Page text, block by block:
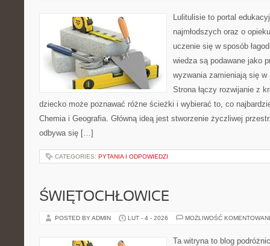
Lulitulisie to portal
najmłodszych oraz o
uczenie się w sposób
wiedza są podawane jako
wyzwania zamieniają się
Strona łączy rozwijanie z
dziecko może poznawać różne ścieżki i wybierać to, co
Chemia i Geografia. Główną ideą jest stworzenie życzliwej
odbywa się […]
CATEGORIES: PYTANIA I ODPOWIEDZI
ŚWIĘTOCHŁOWICE
POSTED BY ADMIN LUT - 4 - 2026 MOŻLIWOŚĆ
Ta witryna to blog